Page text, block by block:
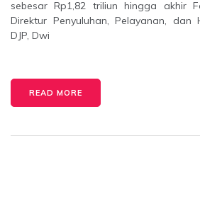
sebesar Rp1,82 triliun hingga akhir
Direktur Penyuluhan, Pelayanan, dan
DJP, Dwi
READ MORE